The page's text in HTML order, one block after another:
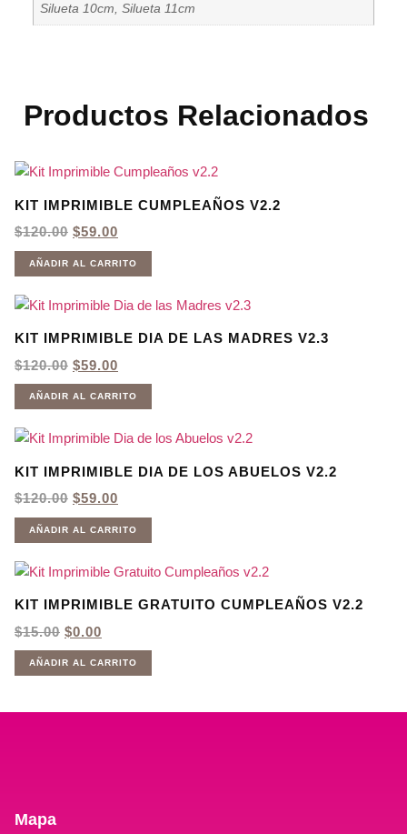
Silueta 10cm, Silueta 11cm
Productos Relacionados
KIT IMPRIMIBLE CUMPLEAÑOS V2.2
$120.00 EL
ORIGINAL
ERA:
$59.00
ACTUAL
ES:
AÑADIR AL CARRITO
KIT IMPRIMIBLE DIA DE LAS MADRES V2.3
$120.00 EL
PRECIO
ORIGINAL
ERA:
$120.00.
$59.00
PRECIO
ACTUAL
ES:
$59.00.
AÑADIR AL CARRITO
KIT IMPRIMIBLE DIA DE LOS ABUELOS V2.2
$120.00 EL
ORIGINAL
ERA:
$59.00
ACTUAL
ES:
AÑADIR AL CARRITO
KIT IMPRIMIBLE GRATUITO CUMPLEAÑOS V2.2
$15.00 EL
PRECIO
ORIGINAL
ERA:
$0.00
PRECIO
ACTUAL
ES:
AÑADIR AL CARRITO
Mapa